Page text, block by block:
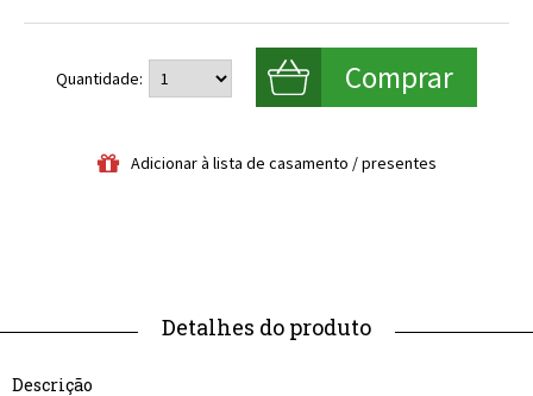
Quantidade:
Descrição